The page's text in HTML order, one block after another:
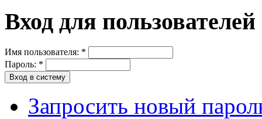
Вход для пользователей
Имя пользователя: *
Пароль: *
Запросить новый